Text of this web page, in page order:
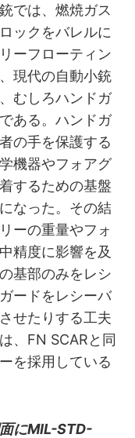
では、燃焼ガス
ックをバレルに
ーフローティン
現代の自動小銃
むしろハンドガ
ある。ハンドガ
の手を保護する
機器やフォアグ
するための基盤
なった。その結
ーの重量やフォ
精度に影響を及
基部のみをレシ
ードをレシーバ
せたりする工夫
、FN SCARと同
を採用している
にMIL-STD-